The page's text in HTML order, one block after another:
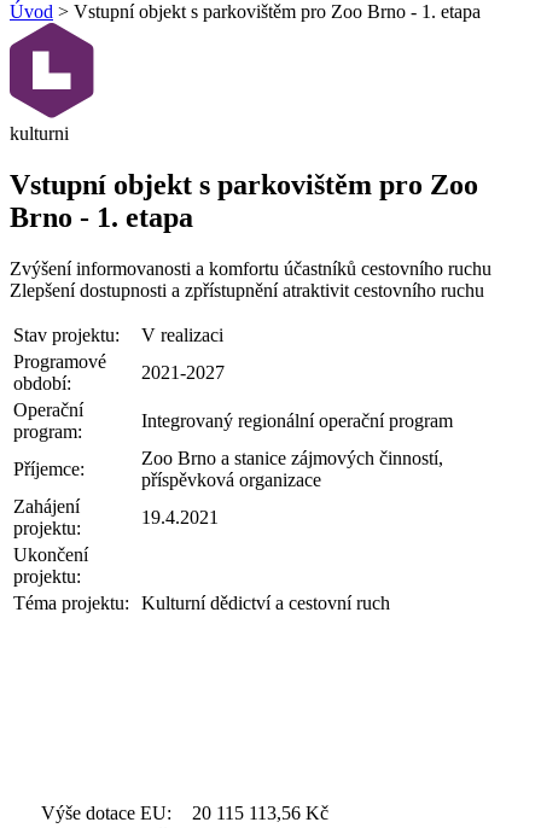
Úvod > Vstupní objekt s parkovištěm pro Zoo Brno - 1. etapa
kulturni
Vstupní objekt s parkovištěm pro Zoo
Brno - 1. etapa
Zvýšení informovanosti a komfortu účastníků cestovního ruchu
Zlepšení dostupnosti a zpřístupnění atraktivit cestovního ruchu
Stav projektu:
V realizaci
Programové
období:
2021-2027
Operační
program:
Integrovaný regionální operační program
Příjemce:
Zoo Brno a stanice zájmových činností,
příspěvková organizace
Zahájení
projektu:
19.4.2021
Ukončení
projektu:
Téma projektu:
Kulturní dědictví a cestovní ruch
Výše dotace EU: 20 115 113,56 Kč